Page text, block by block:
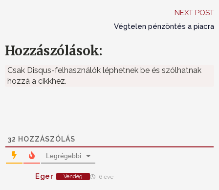
NEXT POST
Végtelen pénzöntés a piacra
Hozzászólások:
Csak Disqus-felhasználók léphetnek be és szólhatnak
hozzá a cikkhez.
32 HOZZÁSZÓLÁS
Legrégebbi
Eger Vendég 6 éve